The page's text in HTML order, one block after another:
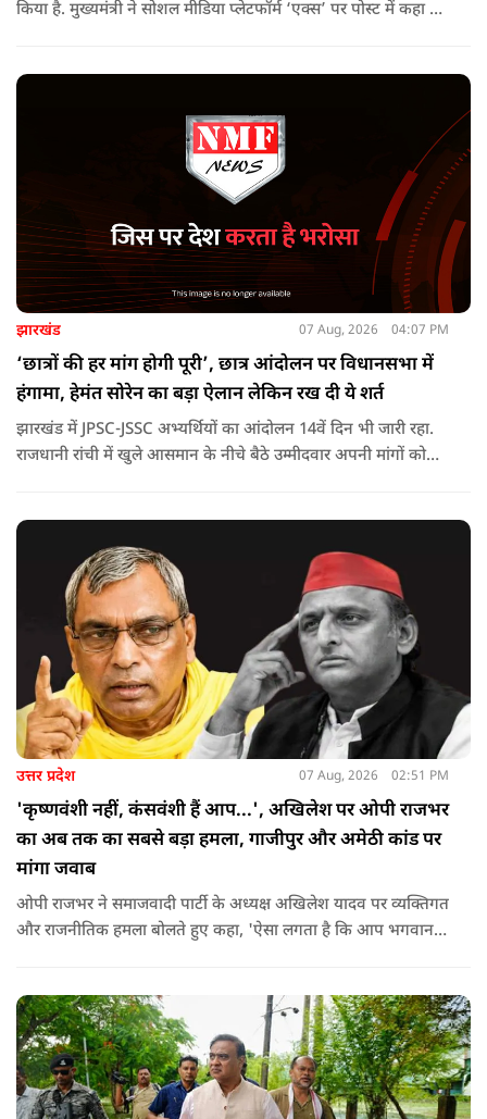
किया है. मुख्यमंत्री ने सोशल मीडिया प्लेटफॉर्म ‘एक्स’ पर पोस्ट में कहा कि
उपचार तथा गंभीर रूप से घायलों को आवश्यकता पड़ने पर एयरलिफ्ट कर
उच्च चिकित्सा केंद्रों में रेफर करने के निर्देश दिए हैं.
झारखंड 07 Aug, 2026 04:07 PM
‘छात्रों की हर मांग होगी पूरी’, छात्र आंदोलन पर विधानसभा में
हंगामा, हेमंत सोरेन का बड़ा ऐलान लेकिन रख दी ये शर्त
झारखंड में JPSC-JSSC अभ्यर्थियों का आंदोलन 14वें दिन भी जारी रहा.
राजधानी रांची में खुले आसमान के नीचे बैठे उम्मीदवार अपनी मांगों को
उत्तर प्रदेश 07 Aug, 2026 02:51 PM
'कृष्णवंशी नहीं, कंसवंशी हैं आप...', अखिलेश पर ओपी राजभर
का अब तक का सबसे बड़ा हमला, गाजीपुर और अमेठी कांड पर
मांगा जवाब
ओपी राजभर ने समाजवादी पार्टी के अध्यक्ष अखिलेश यादव पर व्यक्तिगत
और राजनीतिक हमला बोलते हुए कहा, 'ऐसा लगता है कि आप भगवान